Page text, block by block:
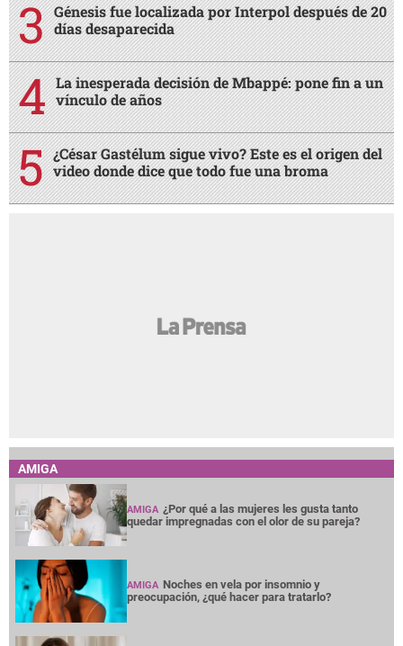
Génesis fue localizada por Interpol después de 20
días desaparecida
La inesperada decisión de Mbappé: pone fin a un
vínculo de años
¿César Gastélum sigue vivo? Este es el origen del
video donde dice que todo fue una broma
AMIGA
AMIGA ¿Por qué a las mujeres les gusta tanto
quedar impregnadas con el olor de su pareja?
AMIGA Noches en vela por insomnio y
preocupación, ¿qué hacer para tratarlo?